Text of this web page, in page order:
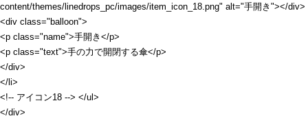
content/themes/linedrops_pc/images/item_icon_18.png" alt="手開き"></div>
<div class="balloon">
<p class="name">手開き</p>
<p class="text">手の力で開閉する傘</p>
</div>
</li>
<!-- アイコン18 --> </ul>
</div>